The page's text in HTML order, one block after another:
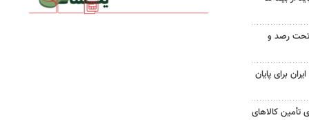
تحت رصد و
برای پایان
تأمین کالاهای